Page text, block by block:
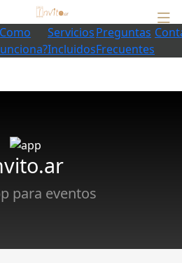
Servicios
Incluidos
Preguntas
Frecuentes
para eventos